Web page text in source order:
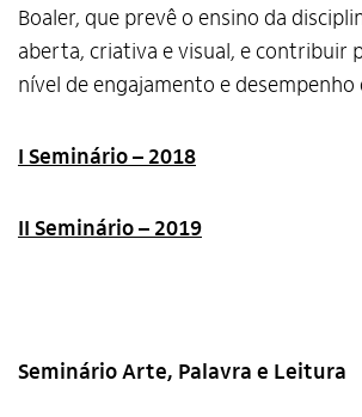
Boaler, que prevê o ensino da
aberta, criativa e visual, e contribuir
nível de engajamento e desempenho
I Seminário – 2018
II Seminário – 2019
Seminário Arte, Palavra e Leitura